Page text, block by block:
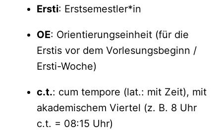
Ersti: Erstsemestler*in
OE: Orientierungseinheit (für die
Erstis vor dem Vorlesungsbeginn /
Ersti-Woche)
c.t.: cum tempore (lat.: mit Zeit), mit
akademischem Viertel (z. B. 8 Uhr
c.t. = 08:15 Uhr)